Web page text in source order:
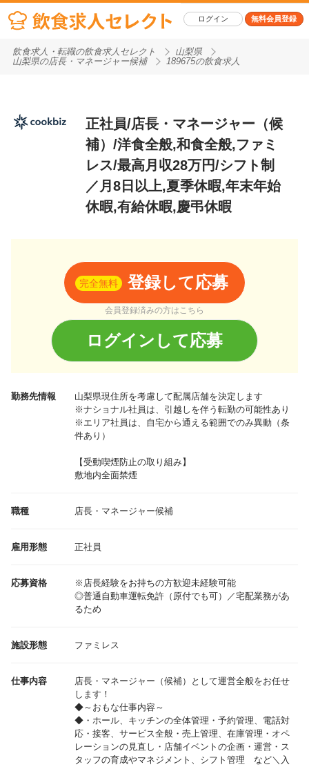
ログイン 無料会員登録
飲食求人・転職の飲食求人セレクト
山梨県
山梨県の店長・マネージャー候補
189675の飲食求人
正社員/店長・マネージャー（候
補）/洋食全般,和食全般,ファミ
レス/最高月収28万円/シフト制
／月8日以上,夏季休暇,年末年始
休暇,有給休暇,慶弔休暇
完全無料 登録して応募
会員登録済みの方はこちら
ログインして応募
勤務先情報 山梨県現住所を考慮して配属店舗を決定します
※ナショナル社員は、引越しを伴う転勤の可能性あり
※エリア社員は、自宅から通える範囲でのみ異動（条
件あり）
【受動喫煙防止の取り組み】
敷地内全面禁煙
職種 店長・マネージャー候補
雇用形態 正社員
応募資格
※店長経験をお持ちの方歓迎未経験可能
◎普通自動車運転免許（原付でも可）／宅配業務があ
るため
施設形態 ファミレス
仕事内容
店長・マネージャー（候補）として運営全般をお任せ
します！
◆～おもな仕事内容～
◆・ホール、キッチンの全体管理・予約管理、電話対
応・接客、サービス全般・売上管理、在庫管理・オペ
レーションの見直し・店舗イベントの企画・運営・ス
タッフの育成やマネジメント、シフト管理 など＼入